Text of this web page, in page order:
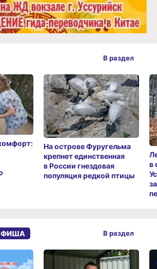
На острове Фуругельма
крепнет единственная
в России гнездовая
популяция редкой птицы
в
В раздел
В раздел